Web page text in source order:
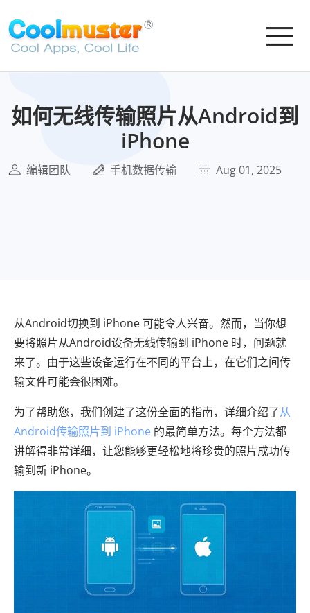
如何无线传输照片从Android到
iPhone
编辑团队 手机数据传输 Aug 01, 2025
从Android切换到 iPhone 可能令人兴奋。然而，当你想
要将照片从Android设备无线传输到 iPhone 时，问题就
来了。由于这些设备运行在不同的平台上，在它们之间传
输文件可能会很困难。
为了帮助您，我们创建了这份全面的指南，详细介绍了从
Android传输照片到 iPhone 的最简单方法。每个方法都
讲解得非常详细，让您能够更轻松地将珍贵的照片成功传
输到新 iPhone。